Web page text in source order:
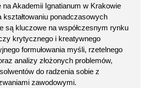
na Akademii Ignatianum w Krakowie
kształtowaniu ponadczasowych
są kluczowe na współczesnym rynku
krytycznego i kreatywnego
formułowania myśli, rzetelnego
analizy złożonych problemów,
do radzenia sobie z
zawodowymi.